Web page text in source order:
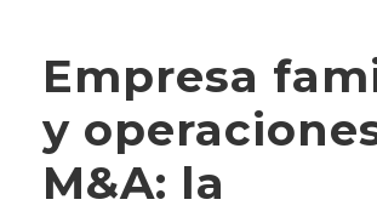
Empresa
y
M&A: la